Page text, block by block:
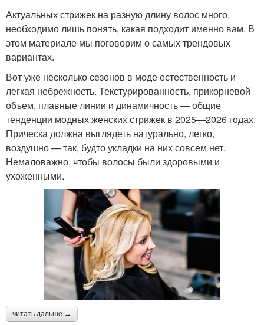
Актуальных стрижек на разную длину волос много,
необходимо лишь понять, какая подходит именно вам. В
этом материале мы поговорим о самых трендовых
вариантах.
Вот уже несколько сезонов в моде естественность и
легкая небрежность. Текстурированность, прикорневой
объем, плавные линии и динамичность — общие
тенденции модных женских стрижек в 2025—2026 годах.
Прическа должна выглядеть натурально, легко,
воздушно — так, будто укладки на них совсем нет.
Немаловажно, чтобы волосы были здоровыми и
ухоженными.
читать дальше →